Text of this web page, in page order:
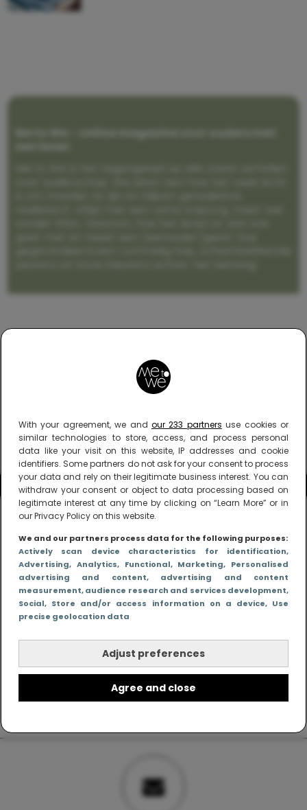
With your agreement, we and our 233 partners use cookies or
similar technologies to store, access, and process personal
data like your visit on this website, IP addresses and cookie
identifiers. Some partners do not ask for your consent to process
your data and rely on their legitimate business interest. You can
withdraw your consent or object to data processing based on
legitimate interest at any time by clicking on “Learn More” or in
our Privacy Policy on this website.
We and our partners process data for the following purposes:
Actively scan device characteristics for identification,
Advertising, Analytics, Functional, Marketing, Personalised
advertising and content, advertising and content
measurement, audience research and services development,
Social, Store and/or access information on a device, Use
precise geolocation data
Adjust preferences
Agree and close
Me to We – online magazine voor ouders met